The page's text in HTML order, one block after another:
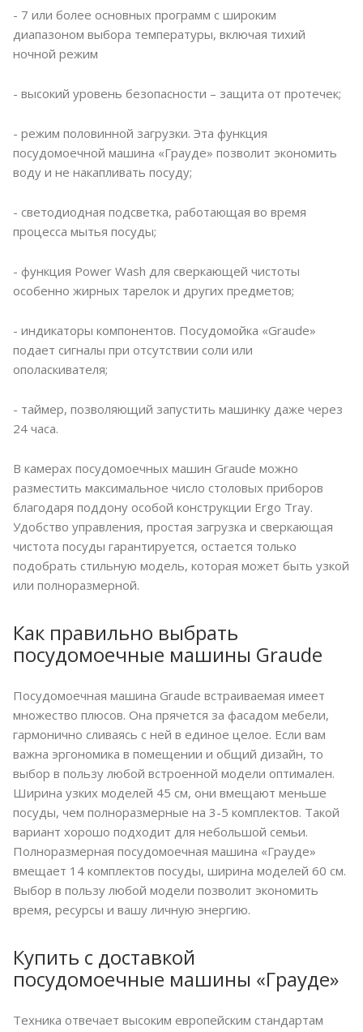
- 7 или более основных программ с широким
диапазоном выбора температуры, включая тихий
ночной режим
- высокий уровень безопасности – защита от протечек;
- режим половинной загрузки. Эта функция
посудомоечной машина «Грауде» позволит экономить
воду и не накапливать посуду;
- светодиодная подсветка, работающая во время
процесса мытья посуды;
- функция Power Wash для сверкающей чистоты
особенно жирных тарелок и других предметов;
- индикаторы компонентов. Посудомойка «Graude»
подает сигналы при отсутствии соли или
ополаскивателя;
- таймер, позволяющий запустить машинку даже через
24 часа.
В камерах посудомоечных машин Graude можно
разместить максимальное число столовых приборов
благодаря поддону особой конструкции Ergo Tray.
Удобство управления, простая загрузка и сверкающая
чистота посуды гарантируется, остается только
подобрать стильную модель, которая может быть узкой
или полноразмерной.
Как правильно выбрать
посудомоечные машины Graude
Посудомоечная машина Graude встраиваемая имеет
множество плюсов. Она прячется за фасадом мебели,
гармонично сливаясь с ней в единое целое. Если вам
важна эргономика в помещении и общий дизайн, то
выбор в пользу любой встроенной модели оптимален.
Ширина узких моделей 45 см, они вмещают меньше
посуды, чем полноразмерные на 3-5 комплектов. Такой
вариант хорошо подходит для небольшой семьи.
Полноразмерная посудомоечная машина «Грауде»
вмещает 14 комплектов посуды, ширина моделей 60 см.
Выбор в пользу любой модели позволит экономить
время, ресурсы и вашу личную энергию.
Купить с доставкой
посудомоечные машины «Грауде»
Техника отвечает высоким европейским стандартам